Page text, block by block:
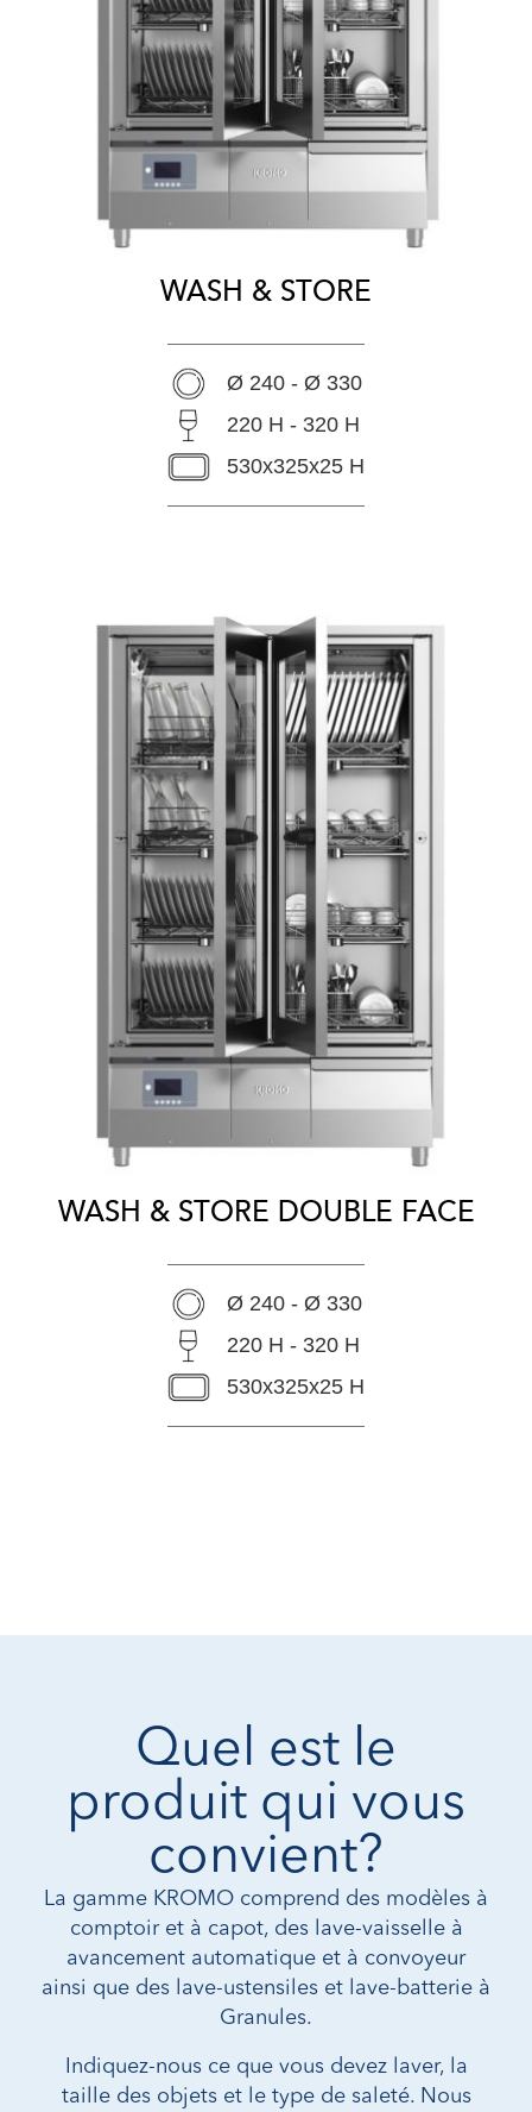
WASH & STORE
Ø 240 - Ø 330
220 H - 320 H
530x325x25 H
WASH & STORE DOUBLE FACE
Ø 240 - Ø 330
220 H - 320 H
530x325x25 H
Quel est le
produit qui vous
convient?
La gamme KROMO comprend des modèles à
comptoir et à capot, des lave-vaisselle à
avancement automatique et à convoyeur
ainsi que des lave-ustensiles et lave-batterie à
Granules.
Indiquez-nous ce que vous devez laver, la
taille des objets et le type de saleté. Nous